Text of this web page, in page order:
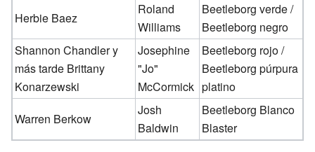
Herbie Baez
Roland
Williams
Beetleborg verde /
Beetleborg negro
Shannon Chandler y
más tarde Brittany
Konarzewski
Josephine
"Jo"
McCormick
Beetleborg rojo /
Beetleborg púrpura
platino
Warren Berkow
Josh
Baldwin
Beetleborg Blanco
Blaster